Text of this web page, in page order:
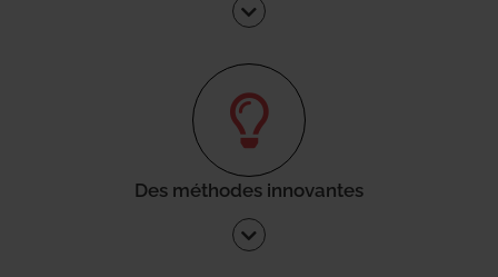
Des méthodes innovantes